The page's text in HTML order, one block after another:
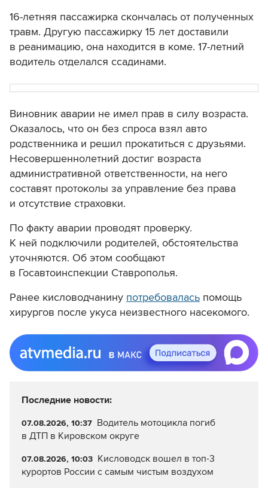
16-летняя пассажирка скончалась от полученных
травм. Другую пассажирку 15 лет доставили
в реанимацию, она находится в коме. 17-летний
водитель отделался ссадинами.
Виновник аварии не имел прав в силу возраста.
Оказалось, что он без спроса взял авто
родственника и решил прокатиться с друзьями.
Несовершеннолетний достиг возраста
административной ответственности, на него
составят протоколы за управление без права
и отсутствие страховки.
По факту аварии проводят проверку.
К ней подключили родителей, обстоятельства
уточняются. Об этом сообщают
в Госавтоинспекции Ставрополья.
Ранее кисловодчанину потребовалась помощь
хирургов после укуса неизвестного насекомого.
Последние новости:
07.08.2026, 10:37 Водитель мотоцикла погиб
в ДТП в Кировском округе
07.08.2026, 10:03 Кисловодск вошел в топ-3
курортов России с самым чистым воздухом